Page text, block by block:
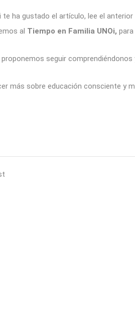
te ha gustado el artículo, lee el
al Tiempo en Familia UNOi,
seguir
más sobre educación consciente y